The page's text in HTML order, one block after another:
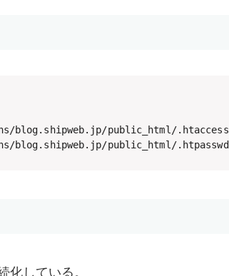
blog.shipweb.jp/public_html/.htaccess
blog.shipweb.jp/public_html/.htpasswd
化している。